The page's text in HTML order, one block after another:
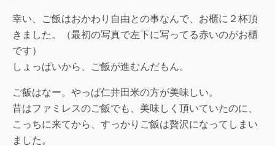
幸い、ご飯はおかわり自由との事なんで、お櫃に２杯頂
きました。（最初の写真で左下に写ってる赤いのがお櫃
です）
しょっぱいから、ご飯が進むんだもん。
ご飯はなー。やっぱ仁井田米の方が美味しい。
昔はファミレスのご飯でも、美味しく頂いていたのに、
こっちに来てから、すっかりご飯は贅沢になってしまい
ました。